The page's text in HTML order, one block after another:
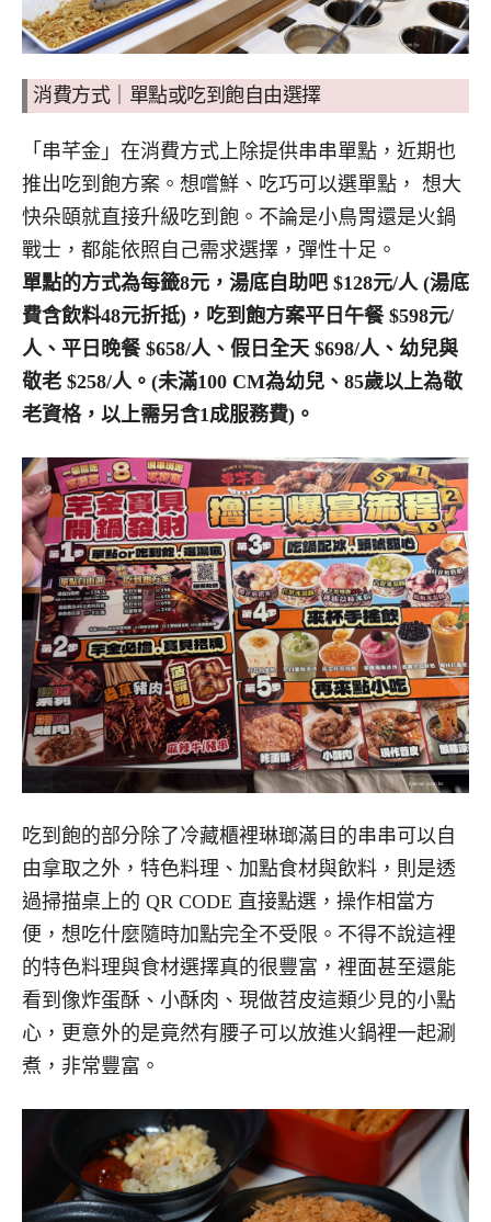
消費方式｜單點或吃到飽自由選擇
「串芊金」在消費方式上除提供串串單點，近期也
推出吃到飽方案。想嚐鮮、吃巧可以選單點， 想大
快朵頤就直接升級吃到飽。不論是小鳥胃還是火鍋
戰士，都能依照自己需求選擇，彈性十足。
單點的方式為每籤8元，湯底自助吧 $128元/人 (湯底
費含飲料48元折抵)，吃到飽方案平日午餐 $598元/
人、平日晚餐 $658/人、假日全天 $698/人、幼兒與
敬老 $258/人。(未滿100 CM為幼兒、85歲以上為敬
老資格，以上需另含1成服務費)。
吃到飽的部分除了冷藏櫃裡琳瑯滿目的串串可以自
由拿取之外，特色料理、加點食材與飲料，則是透
過掃描桌上的 QR CODE 直接點選，操作相當方
便，想吃什麼隨時加點完全不受限。不得不說這裡
的特色料理與食材選擇真的很豐富，裡面甚至還能
看到像炸蛋酥、小酥肉、現做苕皮這類少見的小點
心，更意外的是竟然有腰子可以放進火鍋裡一起涮
煮，非常豐富。